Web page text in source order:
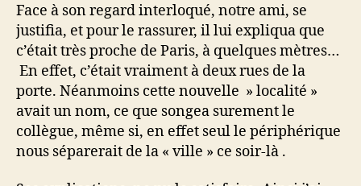
Face à son regard interloqué, notre ami, se
justifia, et pour le rassurer, il lui expliqua que
c’était très proche de Paris, à quelques mètres…
En effet, c’était vraiment à deux rues de la
porte. Néanmoins cette nouvelle » localité »
avait un nom, ce que songea surement le
collègue, même si, en effet seul le périphérique
nous séparerait de la « ville » ce soir-là .